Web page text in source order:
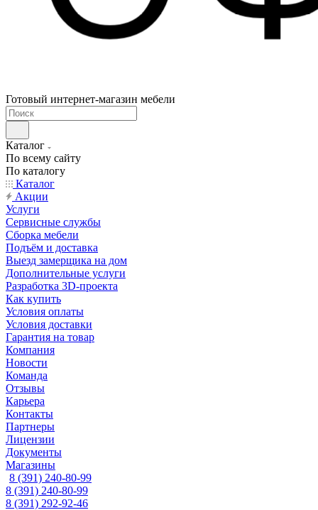
Готовый интернет-магазин мебели
Каталог
По всему сайту
По каталогу
Каталог
Акции
Услуги
Сервисные службы
Сборка мебели
Подъём и доставка
Выезд замерщика на дом
Дополнительные услуги
Разработка 3D-проекта
Как купить
Условия оплаты
Условия доставки
Гарантия на товар
Компания
Новости
Команда
Отзывы
Карьера
Контакты
Партнеры
Лицензии
Документы
Магазины
8 (391) 240-80-99
8 (391) 240-80-99
8 (391) 292-92-46